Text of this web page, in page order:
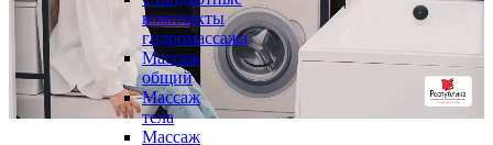
комплекты
гидромассажа
Массаж
общий
Массаж
тела
Массаж